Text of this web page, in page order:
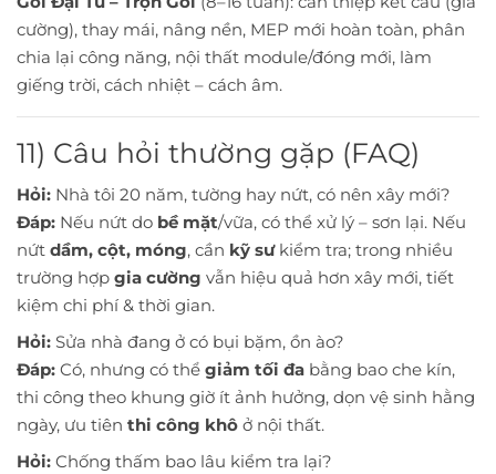
cường), thay mái, nâng nền, MEP mới hoàn toàn, phân
chia lại công năng, nội thất module/đóng mới, làm
giếng trời, cách nhiệt – cách âm.
11) Câu hỏi thường gặp (FAQ)
Hỏi: Nhà tôi 20 năm, tường hay nứt, có nên xây mới?
Đáp: Nếu nứt do bề mặt/vữa, có thể xử lý – sơn lại. Nếu
nứt dầm, cột, móng, cần kỹ sưkiểm tra; trong nhiều
trường hợp gia cường vẫn hiệu quả hơn xây mới, tiết
kiệm chi phí & thời gian.
Hỏi: Sửa nhà đang ở có bụi bặm, ồn ào?
Đáp: Có, nhưng có thể giảm tối đa bằng bao che kín,
thi công theo khung giờ ít ảnh hưởng, dọn vệ sinh hằng
ngày, ưu tiên thi công khô ở nội thất.
Hỏi: Chống thấm bao lâu kiểm tra lại?